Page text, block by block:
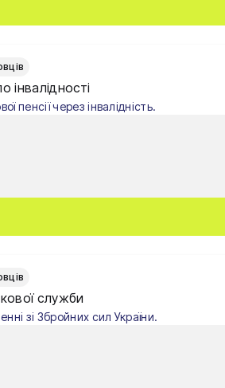
інвалідності
пенсії через інвалідність.
служби
зі Збройних сил України.